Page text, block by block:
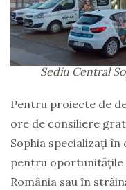
Sediu Central
Pentru proiecte de
ore de consiliere
Sophia specializați
pentru oportunitățile
România sau în